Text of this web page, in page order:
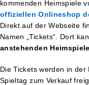
kommenden Heimspiele
offiziellen Onlineshop
Direkt auf der Webseite
Namen „Tickets“. Dort
anstehenden
Die Tickets werden in
Spieltag zum Verkauf